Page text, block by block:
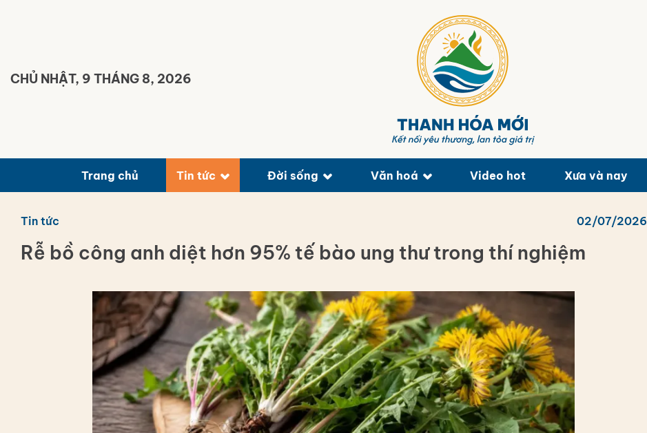
CHỦ NHẬT, 9 THÁNG 8, 2026
Trang chủ Tin tức Đời sống Văn hoá Video hot Xưa và nay
Tin tức 02/07/2026
Rễ bồ công anh diệt hơn 95% tế bào ung thư trong thí nghiệm